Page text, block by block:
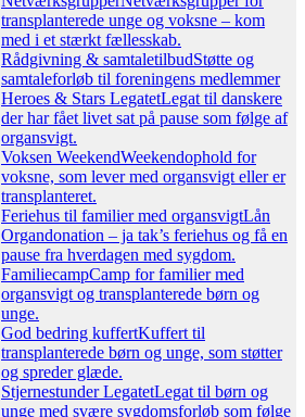
transplanterede unge og voksne – kom
med i et stærkt fællesskab.
Rådgivning & samtaletilbudStøtte og
samtaleforløb til foreningens medlemmer
Heroes & Stars LegatetLegat til danskere
der har fået livet sat på pause som følge af
organsvigt.
Voksen WeekendWeekendophold for
voksne, som lever med organsvigt eller er
transplanteret.
Feriehus til familier med organsvigtLån
Organdonation – ja tak’s feriehus og få en
pause fra hverdagen med sygdom.
FamiliecampCamp for familier med
organsvigt og transplanterede børn og
unge.
God bedring kuffertKuffert til
transplanterede børn og unge, som støtter
og spreder glæde.
Stjernestunder LegatetLegat til børn og
unge med svære sygdomsforløb som følge